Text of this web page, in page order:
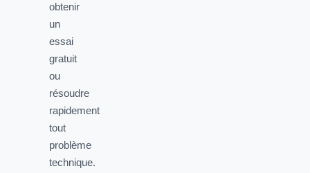
obtenir
un
essai
gratuit
ou
résoudre
rapidement
tout
problème
technique.